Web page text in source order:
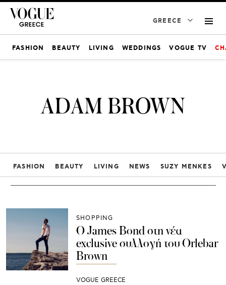
GREECE
FASHION BEAUTY LIVING WEDDINGS VOGUE TV
ADAM BROWN
FASHION BEAUTY LIVING NEWS SUZY MENKES
SHOPPING
O James Bond στη νέα
exclusive συλλογή του Orlebar
Brown
VOGUE GREECE